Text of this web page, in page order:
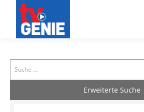
Search
Erweiterte Suche